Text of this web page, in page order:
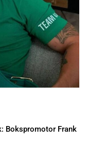
Bokspromotor Frank